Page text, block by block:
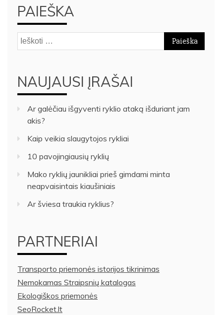
PAIEŠKA
Ieškoti:
NAUJAUSI ĮRAŠAI
Ar galėčiau išgyventi ryklio ataką išduriant jam
akis?
Kaip veikia slaugytojos rykliai
10 pavojingiausių ryklių
Mako ryklių jaunikliai prieš gimdami minta
neapvaisintais kiaušiniais
Ar šviesa traukia ryklius?
PARTNERIAI
Transporto priemonės istorijos tikrinimas
Nemokamas Straipsnių katalogas
Ekologiškos priemonės
SeoRocket.lt